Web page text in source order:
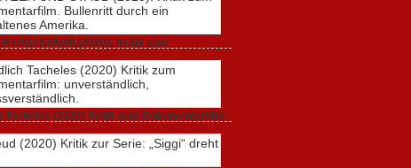
UND STAUB (2020): Kritik zum
2020,2 Comments
Tacheles (2020) Kritik zum Dokumentarfilm:
2020,0 Comments